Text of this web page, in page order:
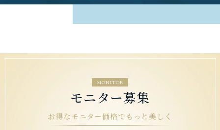
MONITOR
モニター募集
お得なモニター価格でもっと美しく